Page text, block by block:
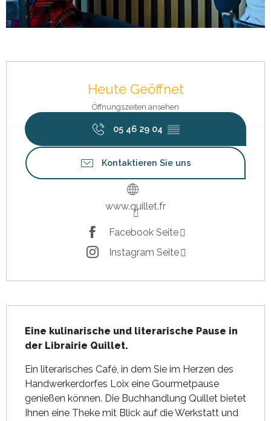
Heute Geöffnet
Öffnungszeiten ansehen
05 46 29 04 ▒▒
Kontaktieren Sie uns
www.quillet.fr
Facebook Seite
Instagram Seite
Eine kulinarische und literarische Pause in
der Librairie Quillet.
Ein literarisches Café, in dem Sie im Herzen des
Handwerkerdorfes Loix eine Gourmetpause
genießen können. Die Buchhandlung Quillet bietet
Ihnen eine Theke mit Blick auf die Werkstatt und